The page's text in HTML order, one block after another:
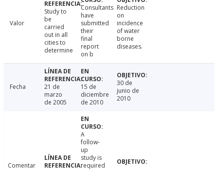
Valor
Study to
be
carried
out in all
cities to
determine
Consultants
have
submitted
their
final
report
on b
Reduction
on
incidence
of water
borne
diseases.
Fecha
21 de
marzo
de 2005
15 de
diciembre
de 2010
30 de
junio de
2010
Comentar
A
follow-
up
study is
required